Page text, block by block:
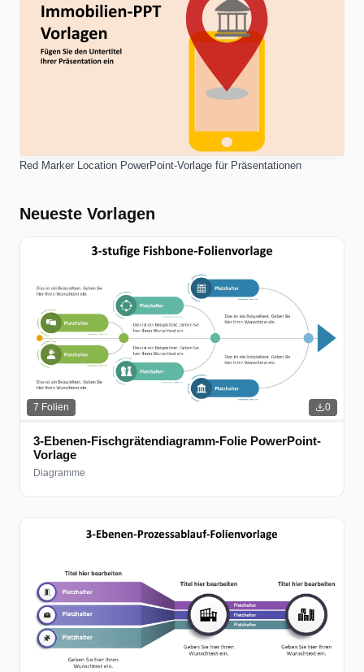
Red Marker Location PowerPoint-Vorlage für Präsentationen
Neueste Vorlagen
7 Folien 0
3-Ebenen-Fischgrätendiagramm-Folie PowerPoint-
Vorlage
Diagramme